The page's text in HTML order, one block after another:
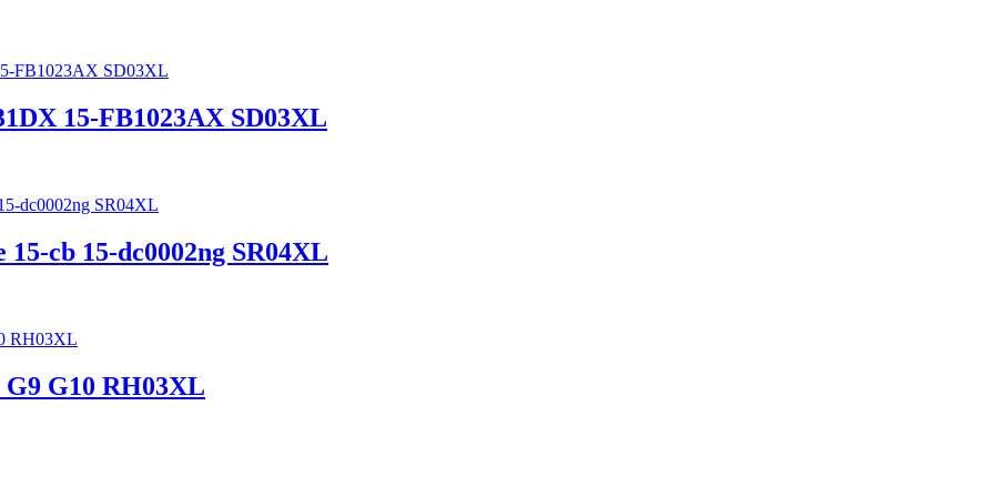
15-FB1023AX SD03XL
cb 15-dc0002ng SR04XL
G9 G10 RH03XL